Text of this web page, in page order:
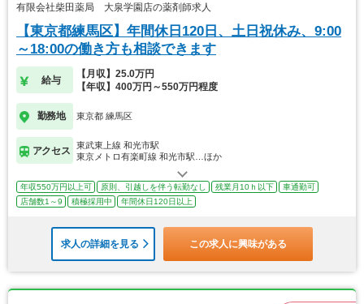
有限会社柴田薬局 大泉学園店の薬剤師求人
【東京都練馬区】年間休日120日、土日祝休み、9:00
～18:00の働き方も相談できます
給与
【月収】25.0万円
【年収】400万円～550万円程度
勤務地 東京都 練馬区
アクセス
東武東上線 和光市駅
東京メトロ有楽町線 和光市駅…ほか
年収550万円以上可 原則、引越しを伴う転勤なし 残業月10ｈ以下
車通勤可
店舗数1～9
積極採用中 年間休日120日以上
求人の詳細を見る この求人に興味がある